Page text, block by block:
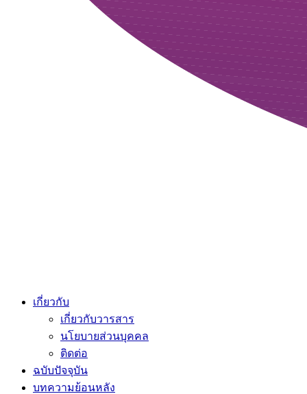
เกี่ยวกับ
เกี่ยวกับวารสาร
นโยบายส่วนบุคคล
ติดต่อ
ฉบับปัจจุบัน
บทความย้อนหลัง